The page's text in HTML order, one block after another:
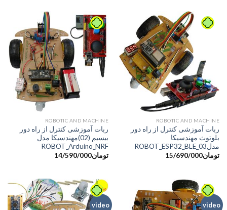
ROBOTIC AND MACHINE
ربات آموزشی کنترل از راه دور
بلوتوث مهندسیکا
مدل03_ROBOT_ESP32_BLE
تومان15/690/000
ROBOTIC AND MACHINE
ربات آموزشی کنترل از راه دور
بیسیم (02)مهندسیکا مدل
ROBOT_Arduino_NRF
تومان14/590/000
video
video